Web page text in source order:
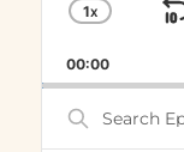
RATE
1X
00:00
Search
Episodes